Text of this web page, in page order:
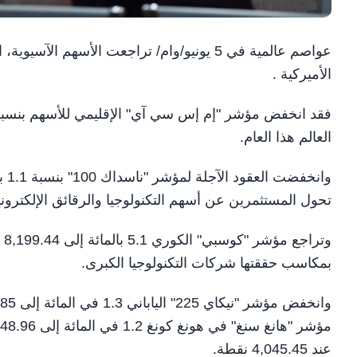
عواصم عالمية في 5 يونيو/وام/ تراجعت
الأميركية .
العالم هذا العام.
تحول المستثمرين عن أسهم التكنولوجيا والرقائق
بمكاسب حققتها شركات التكنولوجيا الكبرى.
عند 4,045.45 نقطة.